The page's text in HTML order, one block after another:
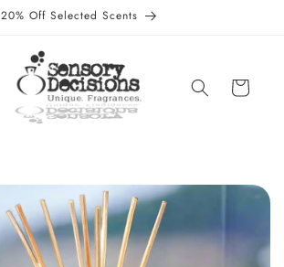
20% Off Selected Scents
Cart